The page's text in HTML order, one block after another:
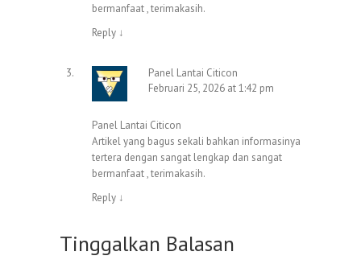
bermanfaat , terimakasih.
Reply ↓
Panel Lantai Citicon
Februari 25, 2026 at 1:42 pm
Panel Lantai Citicon
Artikel yang bagus sekali bahkan informasinya
tertera dengan sangat lengkap dan sangat
bermanfaat , terimakasih.
Reply ↓
Tinggalkan Balasan